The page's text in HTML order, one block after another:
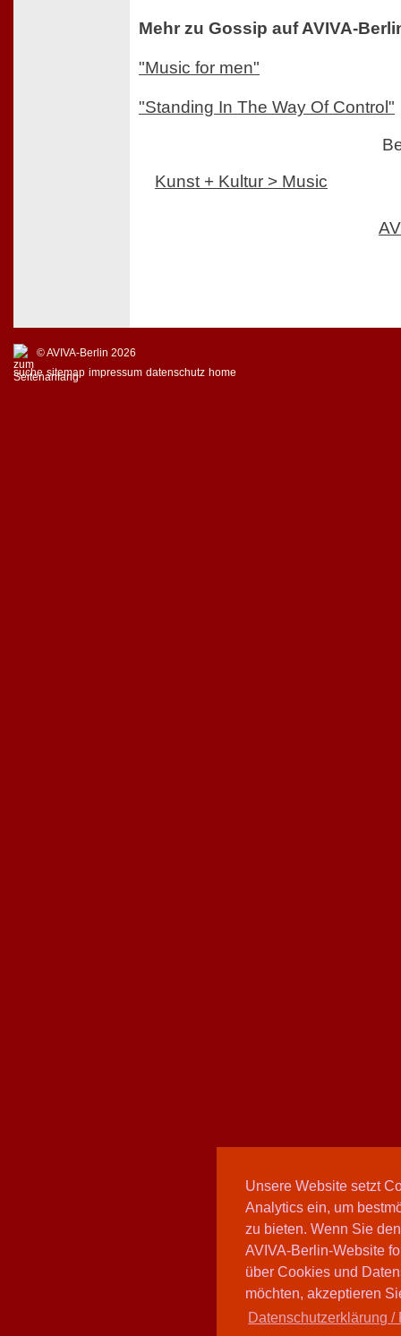
Unsere Website setzt
Analytics ein, um
zu bieten. Wenn Sie
AVIVA-Berlin-Website
über Cookies und
möchten, akzeptieren
Datenschutzerklärung /
Mehr zu Gossip auf AVIVA-
"Music for men"
"Standing In The Way Of Control"
Kunst + Kultur > Music
© AVIVA-Berlin 2026
suche sitemap impressum datenschutz home